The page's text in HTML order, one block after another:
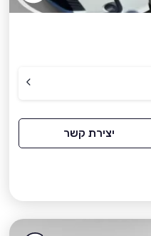
יצירת קשר